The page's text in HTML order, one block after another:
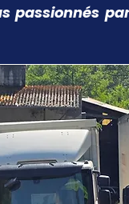
passionnés